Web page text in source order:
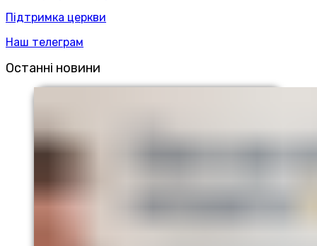
Підтримка церкви
Наш телеграм
Останні новини